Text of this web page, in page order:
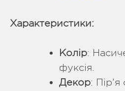
Характеристики:
Колір:
фуксія.
Декор: